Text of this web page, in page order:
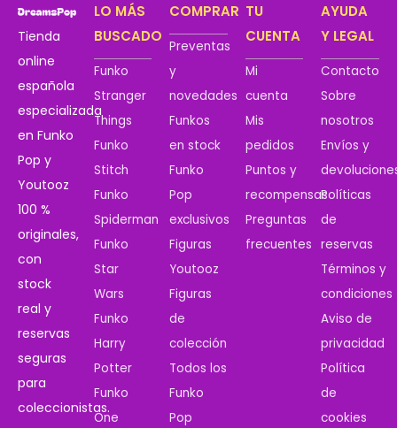
Tienda
online
española
especializada
en Funko
Pop y
Youtooz
100 %
originales,
con
stock
real y
reservas
seguras
para
coleccionistas.
LO MÁS
BUSCADO
Funko
Stranger
Things
Funko
Stitch
Funko
Spiderman
Funko
Star
Wars
Funko
Harry
Potter
Funko
One
COMPRAR
Preventas
y
novedades
Funkos
en stock
Funko
Pop
exclusivos
Figuras
Youtooz
Figuras
de
colección
Todos los
Funko
Pop
TU
CUENTA
Mi
cuenta
Mis
pedidos
Puntos y
recompensas
Preguntas
frecuentes
AYUDA
Y LEGAL
Contacto
Sobre
nosotros
Envíos y
Políticas
de
reservas
Términos y
condiciones
Aviso de
privacidad
Política
de
cookies